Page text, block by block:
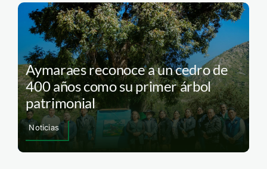
Aymaraes reconoce a un cedro de
400 años como su primer árbol
patrimonial
Noticias